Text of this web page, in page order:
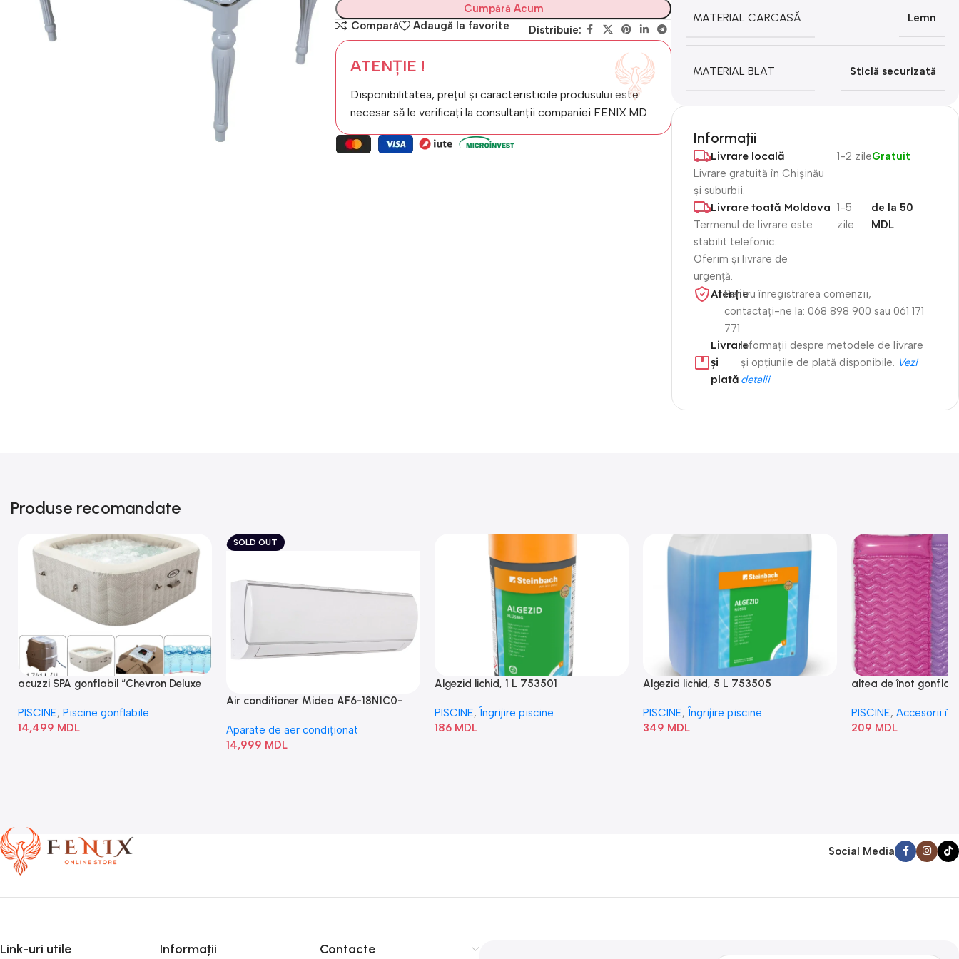
Cumpără Acum
Compară
Adaugă la favorite Distribuie:
ATENȚIE !
Disponibilitatea, prețul și caracteristicile produsului este
necesar să le verificați la consultanții companiei FENIX.MD
MATERIAL CARCASĂ Lemn
MATERIAL BLAT Sticlă securizată
Informații
Livrare locală
Livrare gratuită în Chișinău
și suburbii.
1-2 zileGratuit
Livrare toată Moldova
Termenul de livrare este
stabilit telefonic.
Oferim și livrare de
urgență.
1-5
zile
de la 50
MDL
Atenție​
Pentru înregistrarea comenzii,
contactați-ne la: 068 898 900 sau 061 171
771
Livrare
și
plată
Informații despre metodele de livrare
și opțiunile de plată disponibile.
Vezi
detalii
Produse recomandate
acuzzi SPA gonflabil “Chevron Deluxe
PISCINE, Piscine gonflabile
14,499 MDL
SOLD OUT
Air conditioner Midea AF6-18N1C0-
Aparate de aer condiționat
14,999 MDL
Algezid lichid, 1 L 753501
PISCINE, Îngrijire piscine
186 MDL
Algezid lichid, 5 L 753505
PISCINE, Îngrijire piscine
349 MDL
altea de înot
PISCINE, Accesorii
209 MDL
Social Media
Link-uri utile Informații Contacte